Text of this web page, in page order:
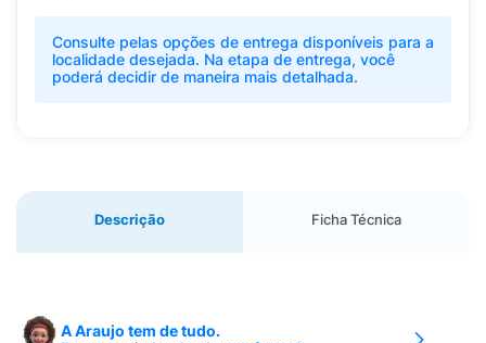
Consulte pelas opções de entrega disponíveis para a
localidade desejada. Na etapa de entrega, você
poderá decidir de maneira mais detalhada.
Descrição Ficha Técnica
A Araujo tem de tudo.